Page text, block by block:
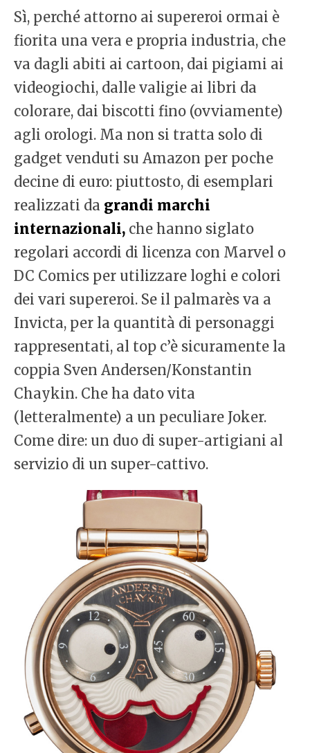
Sì, perché attorno ai supereroi ormai è
fiorita una vera e propria industria, che
va dagli abiti ai cartoon, dai pigiami ai
videogiochi, dalle valigie ai libri da
colorare, dai biscotti fino (ovviamente)
agli orologi. Ma non si tratta solo di
gadget venduti su Amazon per poche
decine di euro: piuttosto, di esemplari
realizzati da grandi marchi
internazionali, che hanno siglato
regolari accordi di licenza con Marvel o
DC Comics per utilizzare loghi e colori
dei vari supereroi. Se il palmarès va a
Invicta, per la quantità di personaggi
rappresentati, al top c’è sicuramente la
coppia Sven Andersen/Konstantin
Chaykin. Che ha dato vita
(letteralmente) a un peculiare Joker.
Come dire: un duo di super-artigiani al
servizio di un super-cattivo.